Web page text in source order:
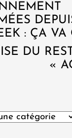
: ÇA VA
DU
«